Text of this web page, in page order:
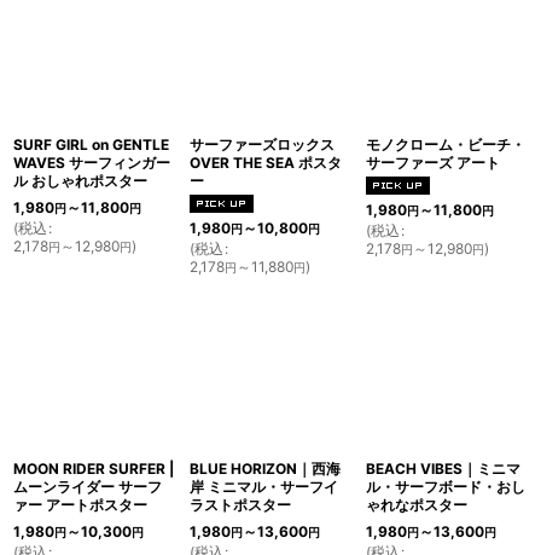
SURF GIRL on GENTLE
WAVES サーフィンガー
ル おしゃれポスター
1,980円～11,800円
(税込 :
2,178円 ～12,980円)
サーファーズロックス
OVER THE SEA ポスタ
ー
1,980円～10,800円
(税込 :
2,178円 ～11,880円)
モノクローム・ビーチ・
サーファーズ アート
1,980円～11,800円
(税込 :
2,178円 ～12,980円)
MOON RIDER SURFER |
ムーンライダー サーフ
ァー アートポスター
1,980円～10,300円
BLUE HORIZON｜西海
岸 ミニマル・サーフイ
ラストポスター
1,980円～13,600円
BEACH VIBES｜ミニマ
ル・サーフボード・おし
ゃれなポスター
1,980円～13,600円